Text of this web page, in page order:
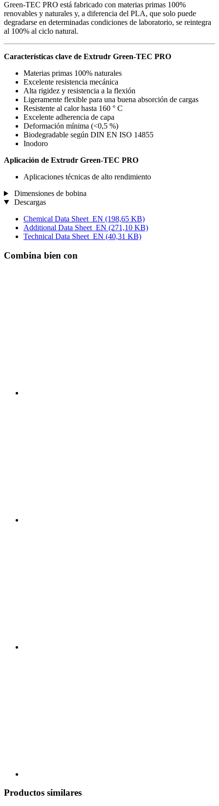
Green-TEC PRO está fabricado con materias primas 100%
renovables y naturales y, a diferencia del PLA, que solo puede
degradarse en determinadas condiciones de laboratorio, se reintegra
al 100% al ciclo natural.
Características clave de Extrudr Green-TEC PRO
Materias primas 100% naturales
Excelente resistencia mecánica
Alta rigidez y resistencia a la flexión
Ligeramente flexible para una buena absorción de cargas
Resistente al calor hasta 160 ° C
Excelente adherencia de capa
Deformación mínima (<0,5 %)
Biodegradable según DIN EN ISO 14855
Inodoro
Aplicación de Extrudr Green-TEC PRO
Aplicaciones técnicas de alto rendimiento
Dimensiones de bobina
Descargas
Chemical Data Sheet_EN (198,65 KB)
Additional Data Sheet_EN (271,10 KB)
Technical Data Sheet_EN (40,31 KB)
Combina bien con
Productos similares